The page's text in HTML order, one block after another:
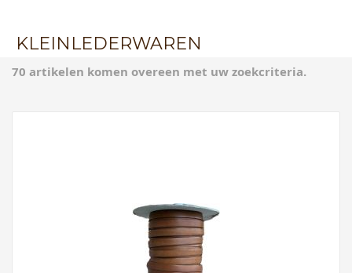
KLEINLEDERWAREN
70 artikelen komen overeen met uw zoekcriteria.